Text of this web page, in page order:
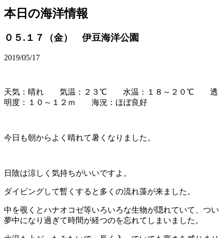
本日の海洋情報
０５.１７（金） 伊豆海洋公園
2019/05/17
天気：晴れ 気温：２３℃ 水温：１８～２０℃ 透
明度：１０～１２ｍ 海況：ほぼ良好
今日も朝からよく晴れて暑くなりました。
日陰は涼しく気持ちがいいですよ。
ダイビングして暫くすると多くの流れ藻が来ました。
中を覗くとハナオコゼ等いろいろな生物が隠れていて、つい
夢中になり過ぎて時間が経つのを忘れてしまいました。